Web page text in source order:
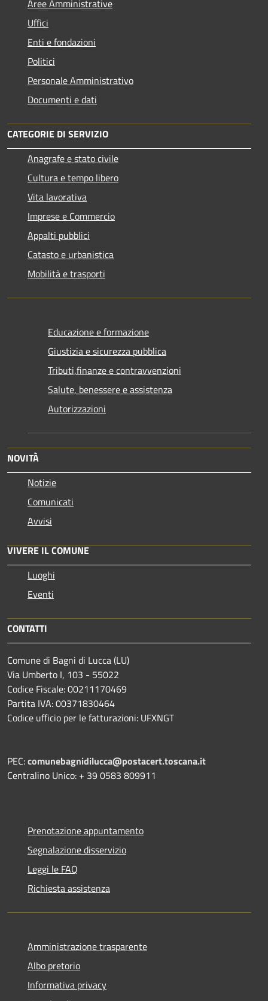
Aree Amministrative
Uffici
Enti e fondazioni
Politici
Personale Amministrativo
Documenti e dati
CATEGORIE DI SERVIZIO
Anagrafe e stato civile
Cultura e tempo libero
Vita lavorativa
Imprese e Commercio
Appalti pubblici
Catasto e urbanistica
Mobilità e trasporti
Educazione e formazione
Giustizia e sicurezza pubblica
Tributi,finanze e contravvenzioni
Salute, benessere e assistenza
Autorizzazioni
NOVITÀ
Notizie
Comunicati
Avvisi
VIVERE IL COMUNE
Luoghi
Eventi
CONTATTI
Comune di Bagni di Lucca (LU)
Via Umberto I, 103 - 55022
Codice Fiscale: 00211170469
Partita IVA: 00371830464
Codice ufficio per le fatturazioni: UFXNGT
PEC:comunebagnidilucca@postacert.toscana.it
Centralino Unico: + 39 0583 809911
Prenotazione appuntamento
Segnalazione disservizio
Leggi le FAQ
Richiesta assistenza
Amministrazione trasparente
Albo pretorio
Informativa privacy